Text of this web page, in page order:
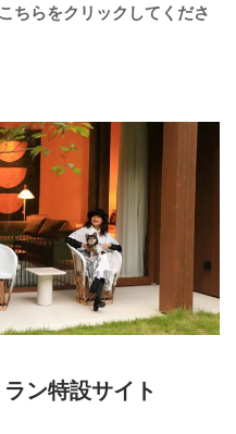
ちらをクリックしてくださ
ン特設サイト